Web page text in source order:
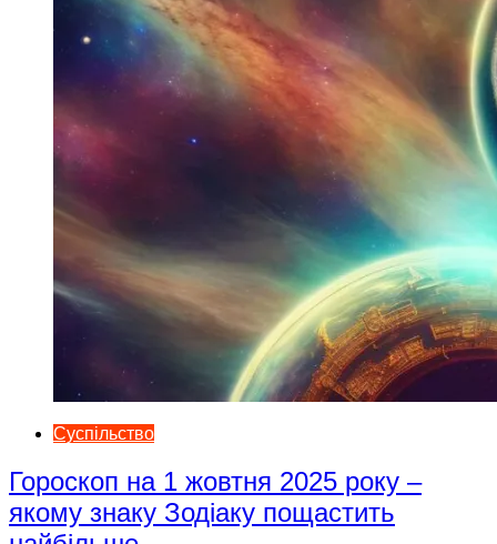
Суспільство
Гороскоп на 1 жовтня 2025 року –
якому знаку Зодіаку пощастить